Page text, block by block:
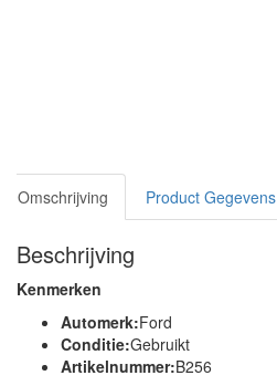
Omschrijving Product Gegevens
Beschrijving
Kenmerken
Automerk:Ford
Conditie:Gebruikt
Artikelnummer:B256